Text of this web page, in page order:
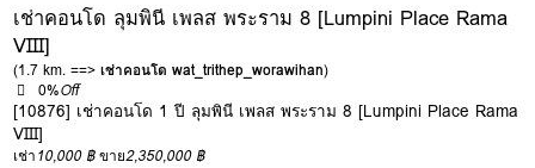
เช่าคอนโด ลุมพินี เพลส พระราม 8 [Lumpini Place Rama
VIII]
(1.7 km. ==>เช่าคอนโด wat_trithep_worawihan)
0%Off
[10876] เช่าคอนโด 1 ปี ลุมพินี เพลส พระราม 8 [Lumpini Place Rama
VIII]
เช่า10,000 ฿ ขาย2,350,000 ฿